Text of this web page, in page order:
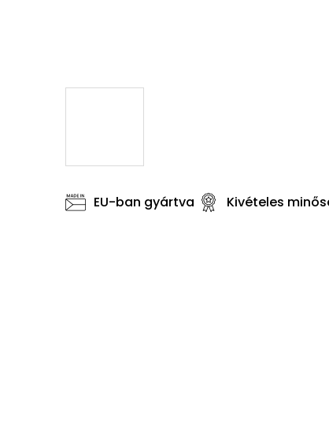
EU-ban gyártva Kivételes